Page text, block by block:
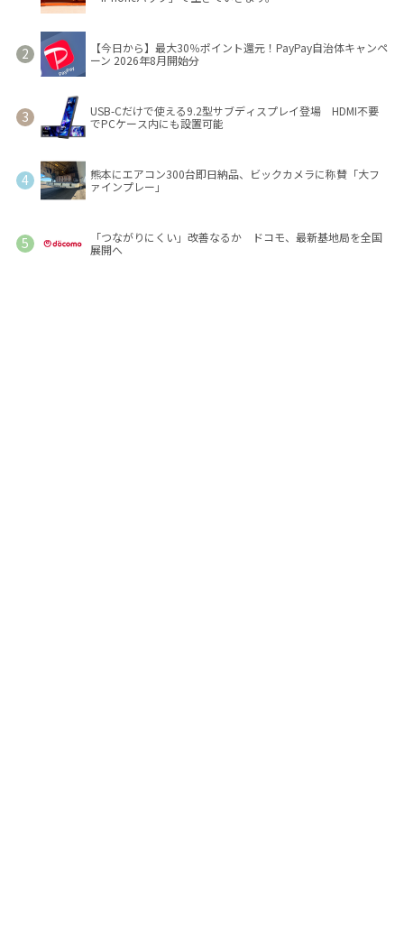
【今日から】最大30％ポイント還元！PayPay自治体キャンペ
ーン 2026年8月開始分
USB-Cだけで使える9.2型サブディスプレイ登場 HDMI不要
でPCケース内にも設置可能
熊本にエアコン300台即日納品、ビックカメラに称賛「大フ
ァインプレー」
「つながりにくい」改善なるか ドコモ、最新基地局を全国
展開へ